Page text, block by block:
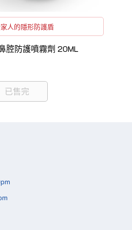
人的隱形防護盾
腔防護噴霧劑 20ML
已售完